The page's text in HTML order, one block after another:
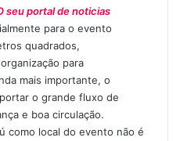
seu portal de noticias
para o evento
quadrados,
para
mais importante, o
o grande fluxo de
e boa circulação.
como local do evento não é